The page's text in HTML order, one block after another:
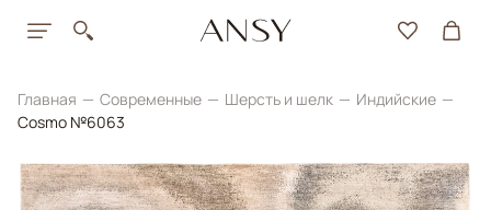
Главная Современные Шерсть и шелк
Индийские
Cosmo №6063